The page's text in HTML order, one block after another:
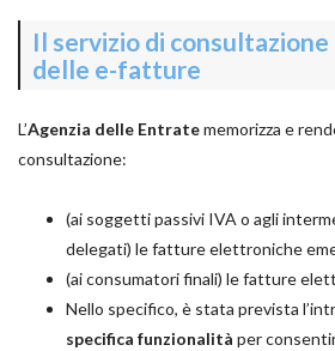
Il servizio di consultazione
delle e-fatture
L’Agenzia delle Entratememorizza e
consultazione:
(ai soggetti passivi IVA o agli
delegati) le fatture elettroniche
(ai consumatori finali) le fatture
Nello specifico, è stata prevista
specifica funzionalità per